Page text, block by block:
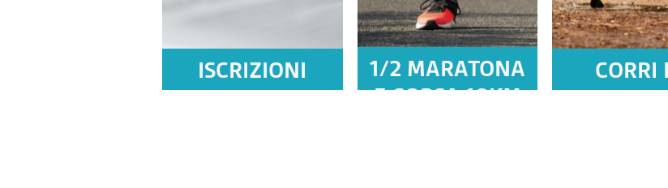
ISCRIZIONI
APERTE!
1/2 MARATONA
E CORSA 10KM
CORRI
MEZZA